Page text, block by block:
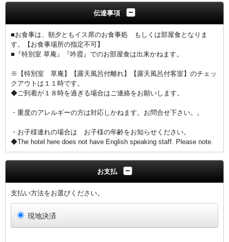
伝達事項
■お食事は、朝夕ともイス席のお食事処 もしくは部屋食となりま
す。【お食事場所の指定不可】
■『特別室 草庵』『吟霞』でのお部屋食は出来かねます。
※【特別室 草庵】【露天風呂付離れ】【露天風呂付客室】のチェッ
クアウトは１１時です。
◆ご到着が１８時を過ぎる場合はご連絡をお願いします。
・重度のアレルギーの方は対応しかねます。お問合せ下さい。。
・お子様連れの場合は お子様の年齢をお知らせください。
◆The hotel here does not have English speaking staff. Please note.
お支払
支払い方法をお選びください。
現地決済